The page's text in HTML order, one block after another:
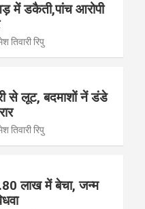
में डकैती,पांच आरोपी
तिवारी रिपु
से लूट, बदमाशों नें डंडे
तिवारी रिपु
लाख में बेचा, जन्म